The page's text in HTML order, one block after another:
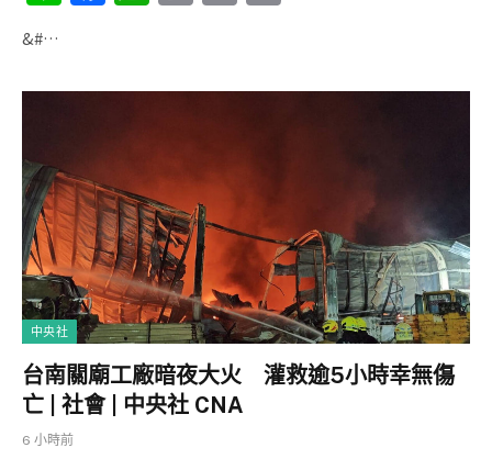
e
b
o
o
k
s
p
p
y
Li
n
k
l
&#…
中央社
台南關廟工廠暗夜大火 灌救逾5小時幸無傷
亡 | 社會 | 中央社 CNA
6 小時前